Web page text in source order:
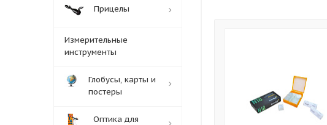
Прицелы
Измерительные
инструменты
Глобусы, карты и
постеры
Оптика для